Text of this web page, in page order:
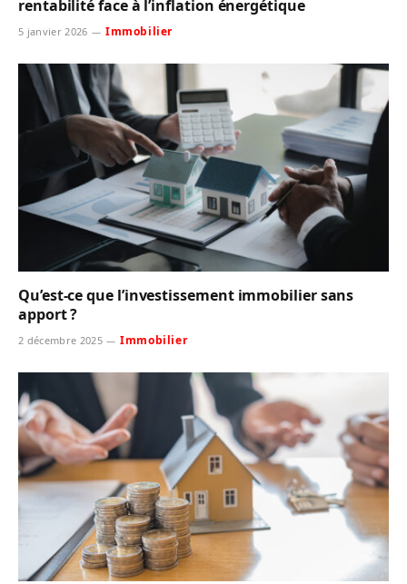
rentabilité face à l’inflation énergétique
5 janvier 2026 Immobilier
Qu’est-ce que l’investissement immobilier sans
apport ?
2 décembre 2025 Immobilier